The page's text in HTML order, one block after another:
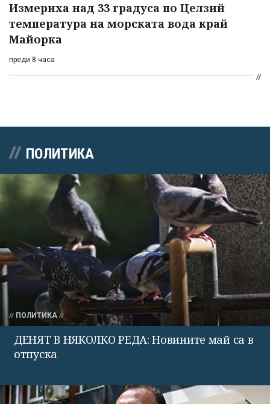
Измериха над 33 градуса по Целзий
температура на морската вода край
Майорка
преди 8 часа
ПОЛИТИКА
ПОЛИТИКА
ДЕНЯТ В НЯКОЛКО РЕДА: Новините май са в
отпуска